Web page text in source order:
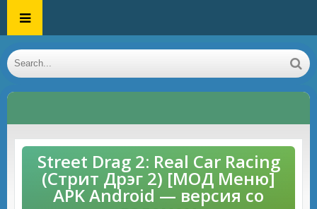
Street Drag 2: Real Car Racing
(Стрит Дрэг 2) [МОД Меню]
APK Android — версия со